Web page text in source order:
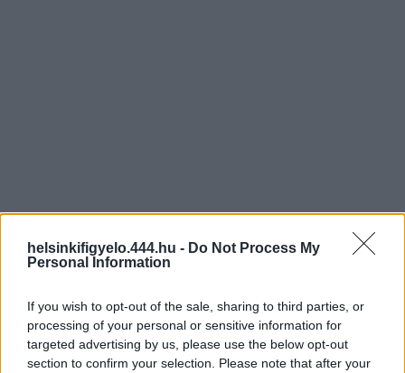
helsinkifigyelo.444.hu - Do Not Process My
Personal Information
If you wish to opt-out of the sale, sharing to third parties, or
processing of your personal or sensitive information for
targeted advertising by us, please use the below opt-out
section to confirm your selection. Please note that after your